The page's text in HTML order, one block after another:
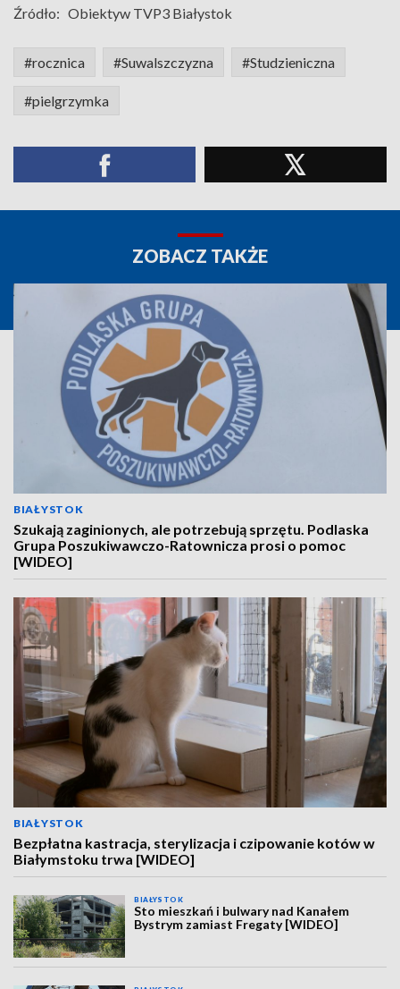
Źródło: Obiektyw TVP3 Białystok
#rocznica #Suwalszczyzna #Studzieniczna
#pielgrzymka
ZOBACZ TAKŻE
BIAŁYSTOK
Szukają zaginionych, ale potrzebują sprzętu. Podlaska
Grupa Poszukiwawczo-Ratownicza prosi o pomoc
[WIDEO]
BIAŁYSTOK
Bezpłatna kastracja, sterylizacja i czipowanie kotów w
Białymstoku trwa [WIDEO]
BIAŁYSTOK
Sto mieszkań i bulwary nad Kanałem
Bystrym zamiast Fregaty [WIDEO]